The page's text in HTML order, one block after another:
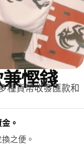
慳錢
種貨幣收發匯款和
。
之便。